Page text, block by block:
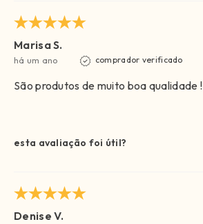
Marisa S.
há um ano comprador verificado
São produtos de muito boa qualidade !
esta avaliação foi útil?
Denise V.